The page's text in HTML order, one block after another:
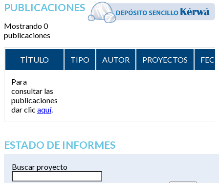
PUBLICACIONES
Mostrando 0
publicaciones
TÍTULO TIPO AUTOR PROYECTOS
Para
consultar las
publicaciones
dar clic aquí.
ESTADO DE INFORMES
Buscar proyecto